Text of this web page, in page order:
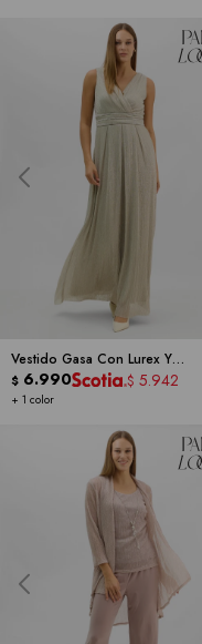
Vestido Gasa Con Lurex Y
Cintura De Strass -RM RICHARDS
+ 1 color
$ 6.990 $ 5.942